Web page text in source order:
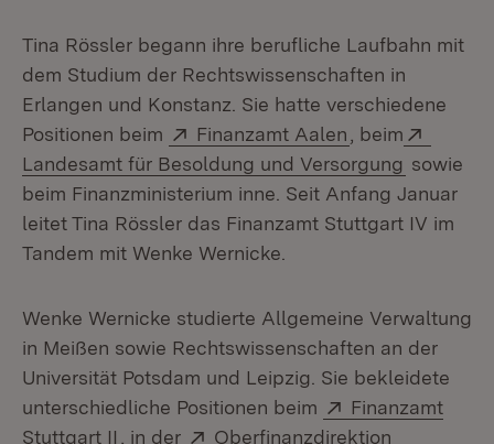
Tina Rössler begann ihre berufliche Laufbahn mit
dem Studium der Rechtswissenschaften in
Erlangen und Konstanz. Sie hatte verschiedene
Positionen beim
Extern:
Finanzamt Aalen (Öffnet in
, beim
Landesamt für Besoldung und Versorgung (Öffnet
sowie
beim Finanzministerium inne. Seit Anfang Januar
leitet Tina Rössler das Finanzamt Stuttgart IV im
Tandem mit Wenke Wernicke.
Wenke Wernicke studierte Allgemeine Verwaltung
in Meißen sowie Rechtswissenschaften an der
Universität Potsdam und Leipzig. Sie bekleidete
unterschiedliche Positionen beim
Extern:
Finanzamt
Stuttgart II (Öffnet in neuem Fenster)
, in der Extern:
Oberfinanzdirektion